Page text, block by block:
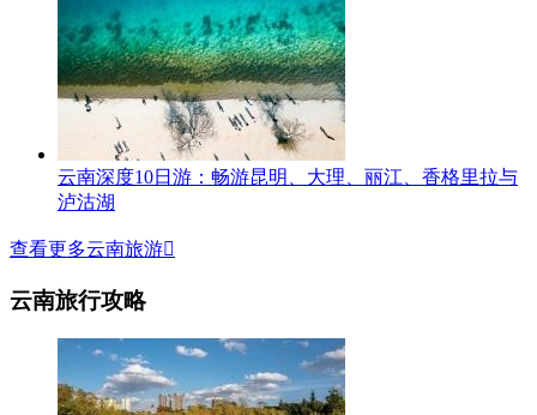
云南深度10日游：畅游昆明、大理、丽江、香格里拉与
泸沽湖
查看更多云南旅游
云南旅行攻略